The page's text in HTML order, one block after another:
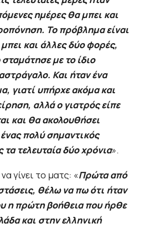
ημέρες θα μπει και
Το πρόβλημα είναι
και άλλες δύο φορές,
με το ίδιο
Και ήταν ένα
γιατί υπήρχε ακόμα και
αλλά ο γιατρός είπε
και θα ακολουθήσει
πολύ σημαντικός
τα τελευταία δύο χρόνια».
γίνει το ματς: «Πρώτα από
θέλω να πω ότι ήταν
η πρώτη βοήθεια που ήρθε
και στην ελληνική